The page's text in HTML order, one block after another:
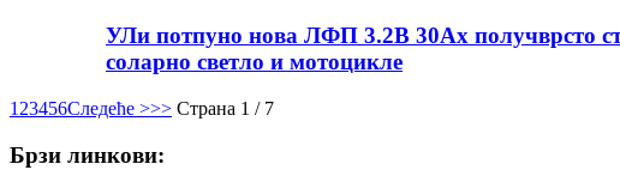
УЛи потпуно нова ЛФП 3.2В 30Ах получврсто
соларно светло и мотоцикле
1 23456Следеће >>> Страна 1 / 7
Брзи линкови: